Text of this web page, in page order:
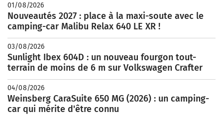
01/08/2026
Nouveautés 2027 : place à la maxi-soute avec le
camping-car Malibu Relax 640 LE XR !
03/08/2026
Sunlight Ibex 604D : un nouveau fourgon tout-
terrain de moins de 6 m sur Volkswagen Crafter
04/08/2026
Weinsberg CaraSuite 650 MG (2026) : un camping-
car qui mérite d'être connu